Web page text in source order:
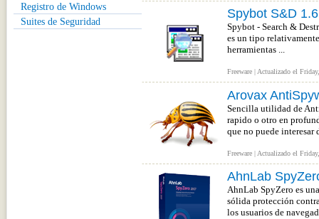
Registro de Windows
Suites de Seguridad
Spybot S&D
Spybot - Search &
es un tipo
herramientas ...
Freeware | Actualizado el
Arovax
Sencilla utilidad de
rapido o otro en
que no puede interesar
Freeware | Actualizado el
AhnLab
AhnLab SpyZero es
sólida protección
los usuarios de